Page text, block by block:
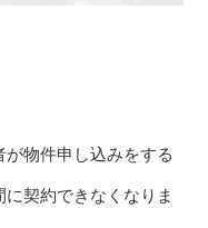
物件申し込みをする
契約できなくなりま